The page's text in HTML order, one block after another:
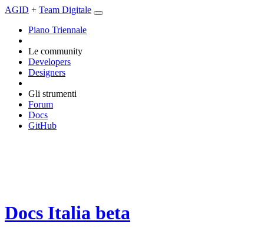
AGID + Team Digitale
Piano Triennale
Le community
Developers
Designers
Gli strumenti
Forum
Docs
GitHub
Docs Italia beta